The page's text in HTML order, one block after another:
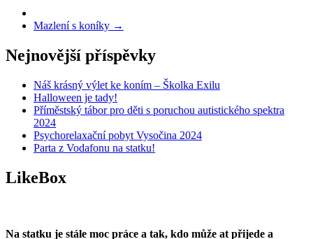
Mazlení s koníky →
Nejnovější příspěvky
Náš krásný výlet ke koním – Školka Exilu
Halloween je tady!
Příměstský tábor pro děti s poruchou autistického spektra
2024
Psychorelaxační pobyt Vysočina 2024
Parta z Vodafonu na statku!
LikeBox
Na statku je stále moc práce a tak, kdo může at přijede a